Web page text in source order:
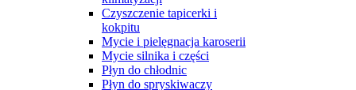
Czyszczenie tapicerki i
kokpitu
Mycie i pielęgnacja karoserii
Mycie silnika i części
Płyn do chłodnic
Płyn do spryskiwaczy